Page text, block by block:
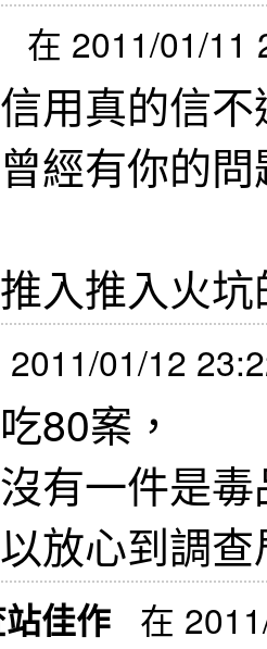
在 2011/01/11
用真的信不
經有你的問
入推入火
2011/01/12
80案，
有一件是
放心到調
佳作 在